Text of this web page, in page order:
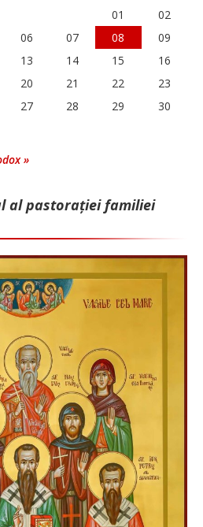
01
02
06 07 08
09
13 14 15
16
20 21 22
23
27 28 29
30
»
al pastorației familiei